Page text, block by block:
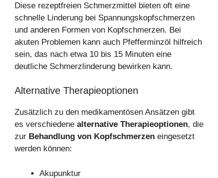
Diese rezeptfreien Schmerzmittel bieten oft eine
schnelle Linderung bei Spannungskopfschmerzen
und anderen Formen von Kopfschmerzen. Bei
akuten Problemen kann auch Pfefferminzöl hilfreich
sein, das nach etwa 10 bis 15 Minuten eine
deutliche Schmerzlinderung bewirken kann.
Alternative Therapieoptionen
Zusätzlich zu den medikamentösen Ansätzen gibt
es verschiedene alternative Therapieoptionen, die
zur Behandlung von Kopfschmerzen eingesetzt
werden können:
Akupunktur